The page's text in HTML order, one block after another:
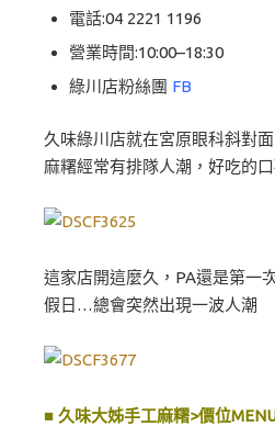
電話:04 2221 1196
營業時間:10:00–18:30
綠川店粉絲團 FB
久味綠川店就在宮原眼科斜對
麻糬經常有排隊人潮，好吃的
這家店開這麼久，PA還是第一
假日…總會突然出現一波人潮
■ 久味大姊手工麻糬>價位